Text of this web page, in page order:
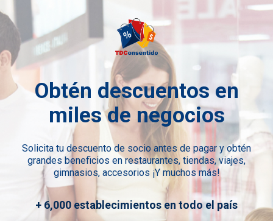
Obtén descuentos en
miles de negocios
Solicita tu descuento de socio antes de pagar y obtén
grandes beneficios en restaurantes, tiendas, viajes,
gimnasios, accesorios ¡Y muchos más!
+ 6,000 establecimientos en todo el país